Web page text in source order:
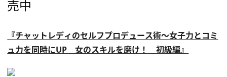
売中
『チャットレディのセルフプロデュース術～女子力とコミ
ュ力を同時にUP 女のスキルを磨け！ 初級編』